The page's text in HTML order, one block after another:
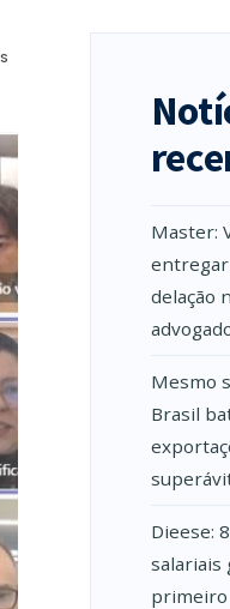
Master:
entregar
delação
Mesmo
Brasil
Dieese:
salariais